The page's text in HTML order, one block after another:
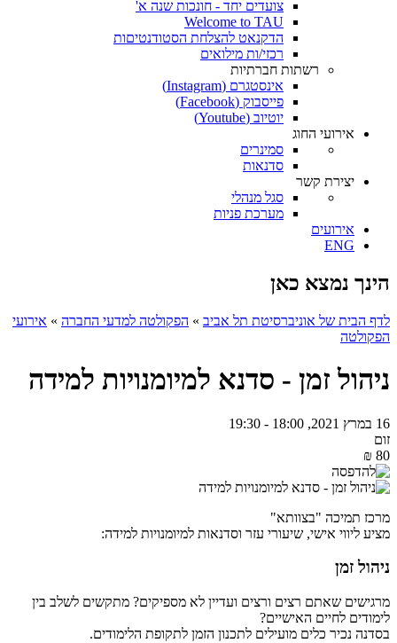
צועדים יחד - חונכות שנה א'
Welcome to TAU
הדקנאט להצלחת הסטודנטיםות
רכזי/ות מילואים
רשתות חברתיות
אינסטגרם (Instagram)
פייסבוק (Facebook)
יוטיוב (Youtube)
אירועי החוג
סמינרים
סדנאות
יצירת קשר
סגל מנהלי
מערכת פניות
אירועים
ENG
הינך נמצא כאן
לדף הבית של אוניברסיטת תל אביב » הפקולטה למדעי החברה » אירועי
הפקולטה
ניהול זמן - סדנא למיומנויות למידה
16 במרץ 2021, 18:00 - 19:30
זום
80 ₪
מרכז תמיכה "בצוותא"
מציע ליווי אישי, שיעורי עזר וסדנאות למיומנויות למידה:
ניהול זמן
מרגישים שאתם רצים ורצים ועדיין לא מספיקים? מתקשים לשלב בין
לימודים לחיים האישיים?
בסדנה נכיר כלים מועילים לתכנון הזמן לתקופת הלימודים.